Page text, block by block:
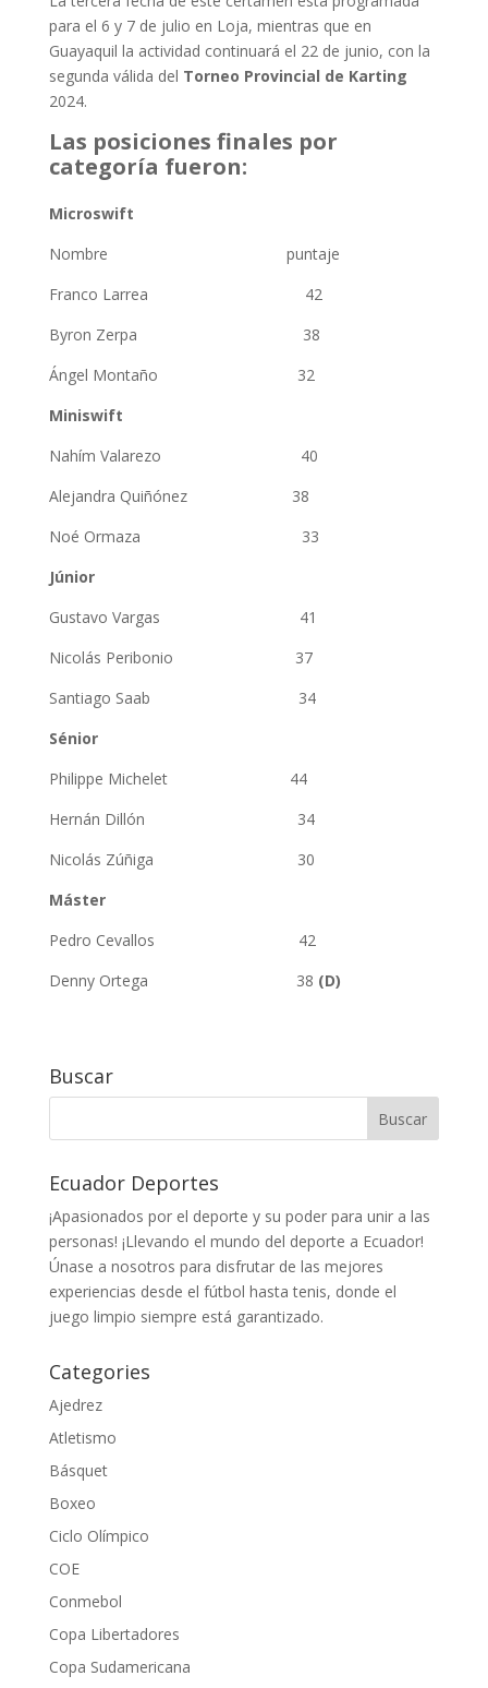
para el 6 y 7 de julio en Loja, mientras que en
Guayaquil la actividad continuará el 22 de junio, con la
segunda válida del Torneo Provincial de Karting
2024.
Las posiciones finales por
categoría fueron:
Microswift
Nombre puntaje
Franco Larrea 42
Byron Zerpa 38
Ángel Montaño 32
Miniswift
Nahím Valarezo 40
Alejandra Quiñónez 38
Noé Ormaza 33
Júnior
Gustavo Vargas 41
Nicolás Peribonio 37
Santiago Saab 34
Sénior
Philippe Michelet 44
Hernán Dillón 34
Nicolás Zúñiga 30
Máster
Pedro Cevallos 42
Denny Ortega 38 (D)
Buscar
Ecuador Deportes
¡Apasionados por el deporte y su poder para unir a las
personas! ¡Llevando el mundo del deporte a Ecuador!
Únase a nosotros para disfrutar de las mejores
experiencias desde el fútbol hasta tenis, donde el
juego limpio siempre está garantizado.
Categories
Ajedrez
Atletismo
Básquet
Boxeo
Ciclo Olímpico
COE
Conmebol
Copa Libertadores
Copa Sudamericana